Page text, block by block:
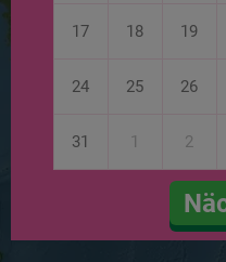
17 18 19
24 25 26
31 1 2